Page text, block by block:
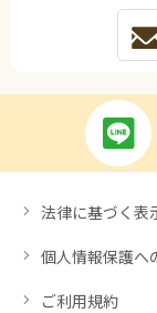
法律に基づく表
個人情報保護へ
ご利用規約